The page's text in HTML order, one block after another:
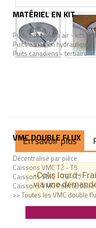
MATÉRIEL EN KIT
Puits canadien à air - kits
Puits canadien hydraulique
Puits canadiens - tertiaire
VMC DOUBLE FLUX
Décentralisé par pièce
Caissons VMC T2 - T5
Caissons VMC - T6 - T7
Caissons VMC Petit
>> Toutes les VMC double
En savoir plus
-Colis lourd-
via une